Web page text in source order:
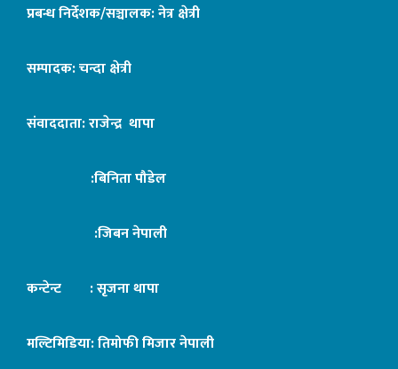
प्रबन्ध निर्देशक/सञ्चालक: नेत्र क्षेत्री
सम्पादक: चन्दा क्षेत्री
संवाददाता: राजेन्द्र थापा
:बिनिता पौडेल
:जिबन नेपाली
कन्टेन्ट : सृजना थापा
मल्टिमिडिया: तिमोफी मिजार नेपाली